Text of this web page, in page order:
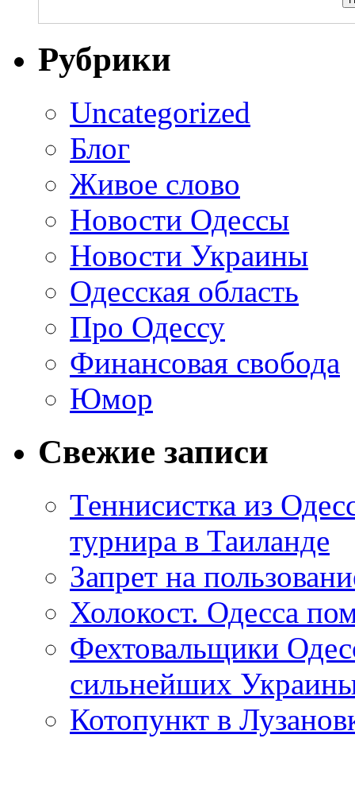
Рубрики
Uncategorized
Блог
Живое слово
Новости Одессы
Новости Украины
Одесская область
Про Одессу
Финансовая свобода
Юмор
Свежие записи
Теннисистка из
турнира в Таиланде
Запрет на
Холокост. Одесса
Фехтовальщики
сильнейших
Котопункт в